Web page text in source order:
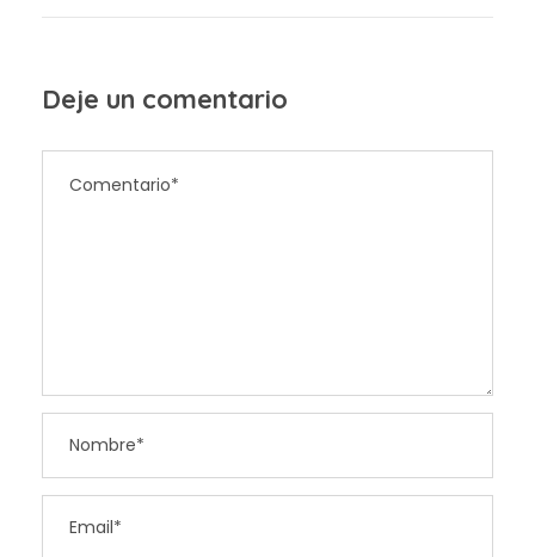
Deje un comentario